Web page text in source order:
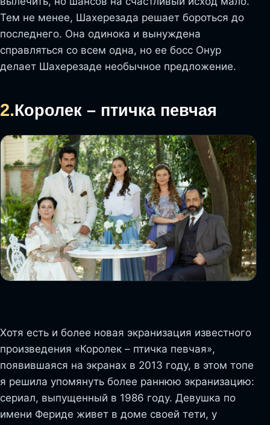
Тем не менее, Шахерезада решает бороться до
последнего. Она одинока и вынуждена
справляться со всем одна, но ее босс Онур
делает Шахерезаде необычное предложение.
2.Королек – птичка певчая
Хотя есть и более новая экранизация известного
произведения «Королек – птичка певчая»,
появившаяся на экранах в 2013 году, в этом топе
я решила упомянуть более раннюю экранизацию:
сериал, выпущенный в 1986 году. Девушка по
имени Фериде живет в доме своей тети, у